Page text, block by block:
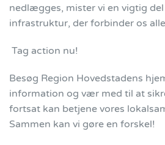
nedlægges, mister vi en vigtig del
infrastruktur, der forbinder os
Tag action nu!
Besøg Region Hovedstadens
information og vær med til at
fortsat kan betjene vores
Sammen kan vi gøre en forskel!